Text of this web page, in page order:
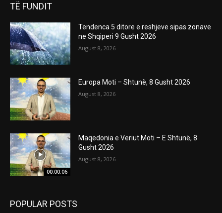
TË FUNDIT
Tendenca 5 ditore e reshjeve sipas zonave
ne Shqiperi 9 Gusht 2026
August 8, 2026
Europa Moti – Shtunë, 8 Gusht 2026
August 8, 2026
00:00:06
Maqedonia e Veriut Moti – E Shtunë, 8
Gusht 2026
August 8, 2026
POPULAR POSTS